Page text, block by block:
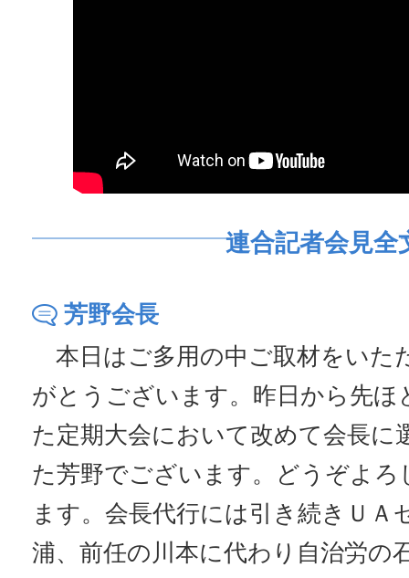
連合記者会見全
芳野会長
本日はご多用の中ご取材をいた
がとうございます。昨日から先ほ
た定期大会において改めて会長に
た芳野でございます。どうぞよろ
ます。会長代行には引き続きＵＡ
浦、前任の川本に代わり自治労の